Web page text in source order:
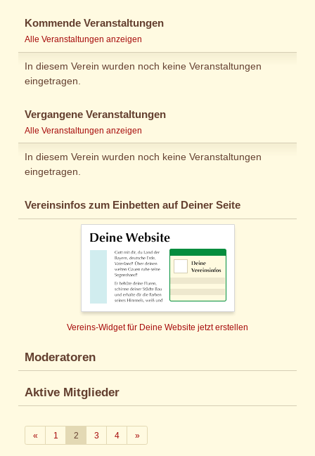
Kommende Veranstaltungen
Alle Veranstaltungen anzeigen
In diesem Verein wurden noch keine Veranstaltungen
eingetragen.
Vergangene Veranstaltungen
Alle Veranstaltungen anzeigen
In diesem Verein wurden noch keine Veranstaltungen
eingetragen.
Vereinsinfos zum Einbetten auf Deiner Seite
Vereins-Widget für Deine Website jetzt erstellen
Moderatoren
Aktive Mitglieder
«Zurück
1 2 3 4 »Weiter